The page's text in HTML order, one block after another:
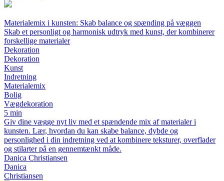
Materialemix i kunsten: Skab balance og spænding på væggen
Skab et personligt og harmonisk udtryk med kunst, der kombinerer
forskellige materialer
Dekoration
Dekoration
Kunst
Indretning
Materialemix
Bolig
Vægdekoration
5 min
Giv dine vægge nyt liv med et spændende mix af materialer i
kunsten. Lær, hvordan du kan skabe balance, dybde og
personlighed i din indretning ved at kombinere teksturer, overflader
og stilarter på en gennemtænkt måde.
Danica Christiansen
Danica
Christiansen